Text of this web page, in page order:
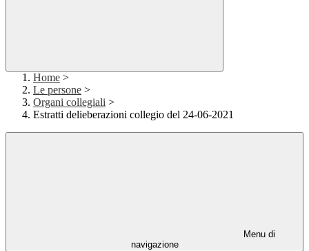
Home >
Le persone >
Organi collegiali >
Estratti delieberazioni collegio del 24-06-2021
Menu di
navigazione